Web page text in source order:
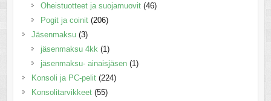
Oheistuotteet ja suojamuovit (46)
Pogit ja coinit (206)
Jäsenmaksu (3)
jäsenmaksu 4kk (1)
jäsenmaksu- ainaisjäsen (1)
Konsoli ja PC-pelit (224)
Konsolitarvikkeet (55)